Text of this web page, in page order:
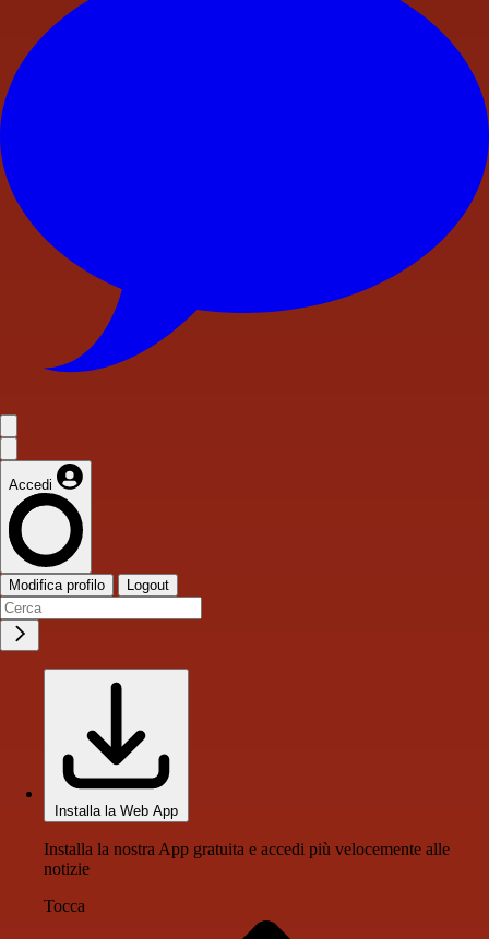
Accedi
Modifica profilo Logout
Installa la Web App
Installa la nostra App gratuita e accedi più velocemente alle
notizie
Tocca